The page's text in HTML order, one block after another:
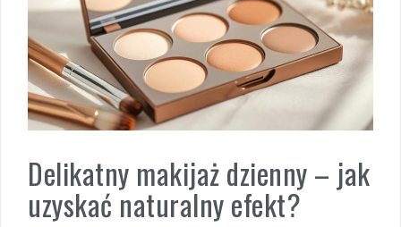
Delikatny makijaż dzienny – jak
uzyskać naturalny efekt?